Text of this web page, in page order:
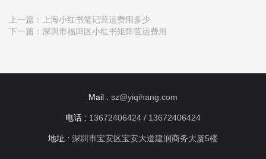
上一篇：
上海小红书笔记营运费用多少
下一篇： 深圳市福田区小红书矩阵营运费用
Mail : sz@yiqihang.com
电话 : 13672406424 / 13672406424
地址 : 深圳市宝安区宝安大道建润商务大厦5楼